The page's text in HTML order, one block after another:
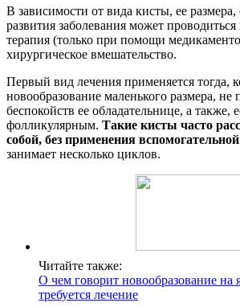
В зависимости от вида кисты, ее размера,
развития заболевания может проводиться
терапия (только при помощи
хирургическое вмешательство.
Первый вид лечения применяется тогда,
новообразование маленького размера, не
беспокойств ее обладательнице, а также,
фолликулярным. Такие кисты часто
собой, без применения
занимает несколько циклов.
Читайте также:
О чем говорит новообразование на
требуется лечение